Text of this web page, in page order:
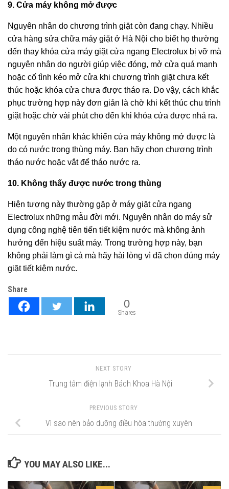
9. Cửa máy không mở được
Nguyên nhân do chương trình giặt còn đang chạy. Nhiều
cửa hàng sửa chữa máy giặt ở Hà Nội cho biết họ thường
đến thay khóa cửa máy giặt cửa ngang Electrolux bị vỡ mà
nguyên nhân do người giúp việc đóng, mở cửa quá mạnh
hoặc cố tình kéo mở cửa khi chương trình giặt chưa kết
thúc hoặc khóa cửa chưa được tháo ra. Do vậy, cách khắc
phục trường hợp này đơn giản là chờ khi kết thúc chu trình
giặt hoặc chờ vài phút cho đến khi khóa cửa được nhả ra.
Một nguyên nhân khác khiến cửa máy không mở được là
do có nước trong thùng máy. Bạn hãy chọn chương trình
tháo nước hoặc vắt để tháo nước ra.
10. Không thấy được nước trong thùng
Hiện tượng này thường gặp ở máy giặt cửa ngang
Electrolux những mẫu đời mới. Nguyên nhân do máy sử
dụng công nghệ tiên tiến tiết kiệm nước mà không ảnh
hưởng đến hiệu suất máy. Trong trường hợp này, bạn
không phải làm gì cả mà hãy hài lòng vì đã chọn đúng máy
giặt tiết kiệm nước.
Share
0
Shares
NEXT STORY
Trung tâm điện lạnh Bách Khoa Hà Nội
PREVIOUS STORY
Vì sao nên bảo dưỡng điều hòa thường xuyên
YOU MAY ALSO LIKE...